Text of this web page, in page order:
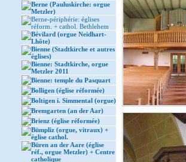
Berne (Pauluskirche: orgue
Metzler)
Berne-périphérie: églises
réform. + cathol. Bethlehem
Bévilard (orgue Neidhart-
Lhôte)
Bienne (Stadtkirche et autres
églises)
Bienne: Stadtkirche, orgue
Metzler 2011
Bienne: temple du Pasquart
Bolligen (église réformée)
Boltigen i. Simmental (orgue)
Bremgarten (an der Aar)
Brienz (église réformée)
Bümpliz (orgue, vitraux) +
église cathol.
Büren an der Aare (église
réf., orgue Metzler) + Centre
catholique